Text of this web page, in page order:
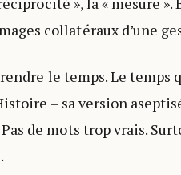
collatéraux d’une
le temps. Le temps
– sa version
de mots trop vrais.